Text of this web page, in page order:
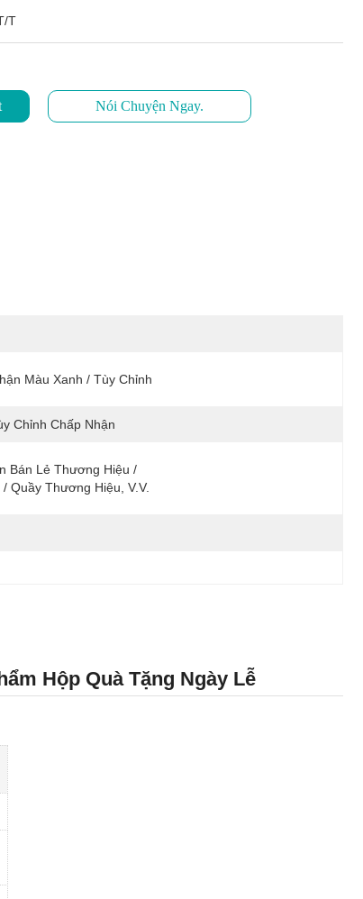
T
Nói Chuyện Ngay.
Màu Xanh / Tùy Chỉnh
Chỉnh Chấp Nhận
Bán Lẻ Thương Hiệu /
/ Quầy Thương Hiệu, V.v.
Hộp Quà Tặng Ngày Lễ